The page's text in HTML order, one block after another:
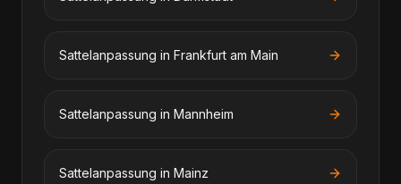
Sattelanpassung in Frankfurt am Main
Sattelanpassung in Mannheim
Sattelanpassung in Mainz